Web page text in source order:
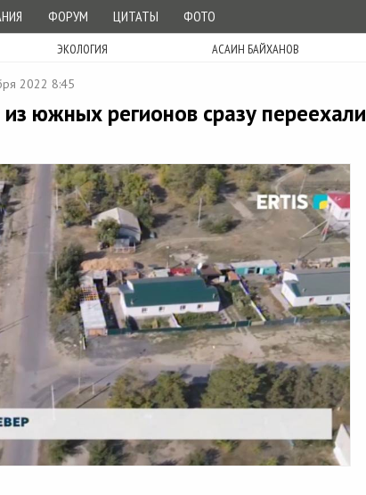
ФОРУМ ЦИТАТЫ ФОТО
ЭКОЛОГИЯ АСАИН БАЙХАНОВ
2022 8:45
южных регионов сразу переехали